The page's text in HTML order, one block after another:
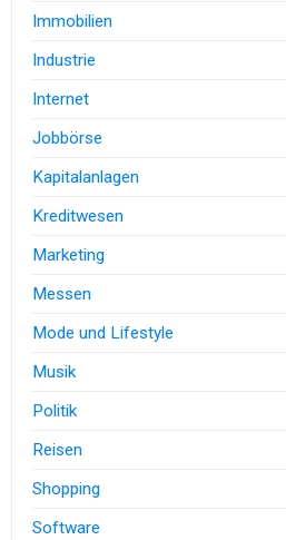
Immobilien
Industrie
Internet
Jobbörse
Kapitalanlagen
Kreditwesen
Marketing
Messen
Mode und Lifestyle
Musik
Politik
Reisen
Shopping
Software